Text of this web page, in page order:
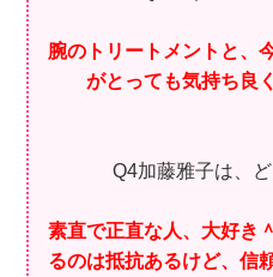
腕のトリートメントと、
がとっても気持ち良
Q4加藤雅子は、
素直で正直な人、大好き
るのは抵抗あるけど、信